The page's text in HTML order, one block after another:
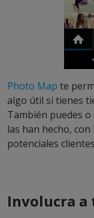
Photo Map te
algo útil si tienes
También puedes
las han hecho,
potenciales
Involucra a